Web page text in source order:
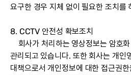
요구한 경우 지체 없이 필요한 조치를
8. CCTV 안전성 확보조치
회사가 처리하는 영상정보는 암호
관리되고 있습니다. 또한 회사는 개인
대책으로서 개인정보에 대한 접근권